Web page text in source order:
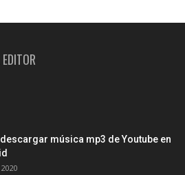
música mp3 de Youtube en